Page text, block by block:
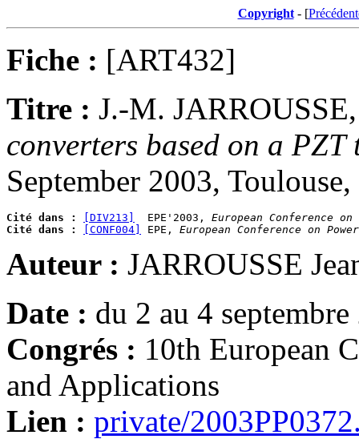
Copyright- [
Fiche : [ART432]
Titre : J.-M.
converters based on a
September 2003, Toulouse,
Cité dans : [DIV213]
  EPE'2003,
European Conference
Cité dans :
[CONF004] EPE, European Conference on
Auteur : JARROUSSE
Date : du 2 au 4
Congrés : 10th European
and Applications
Lien : private/